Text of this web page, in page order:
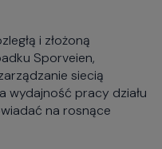
i złożoną
Sporveien,
siecią
wydajność pracy działu
na rosnące